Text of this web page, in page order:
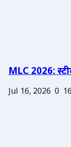
MLC 2026:
Jul 16, 2026 0 16